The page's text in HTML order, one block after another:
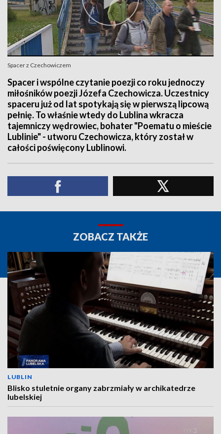
Spacer z Czechowiczem
Spacer i wspólne czytanie poezji co roku jednoczy
miłośników poezji Józefa Czechowicza. Uczestnicy
spaceru już od lat spotykają się w pierwszą lipcową
pełnię. To właśnie wtedy do Lublina wkracza
tajemniczy wędrowiec, bohater "Poematu o mieście
Lublinie" - utworu Czechowicza, który został w
całości poświęcony Lublinowi.
ZOBACZ TAKŻE
LUBLIN
Blisko stuletnie organy zabrzmiały w archikatedrze
lubelskiej